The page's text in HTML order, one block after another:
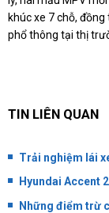
khúc xe 7 chỗ,
phổ thông tại thị
TIN LIÊN QUAN
Trải nghiệm lái
Hyundai Accent
Những điểm trừ